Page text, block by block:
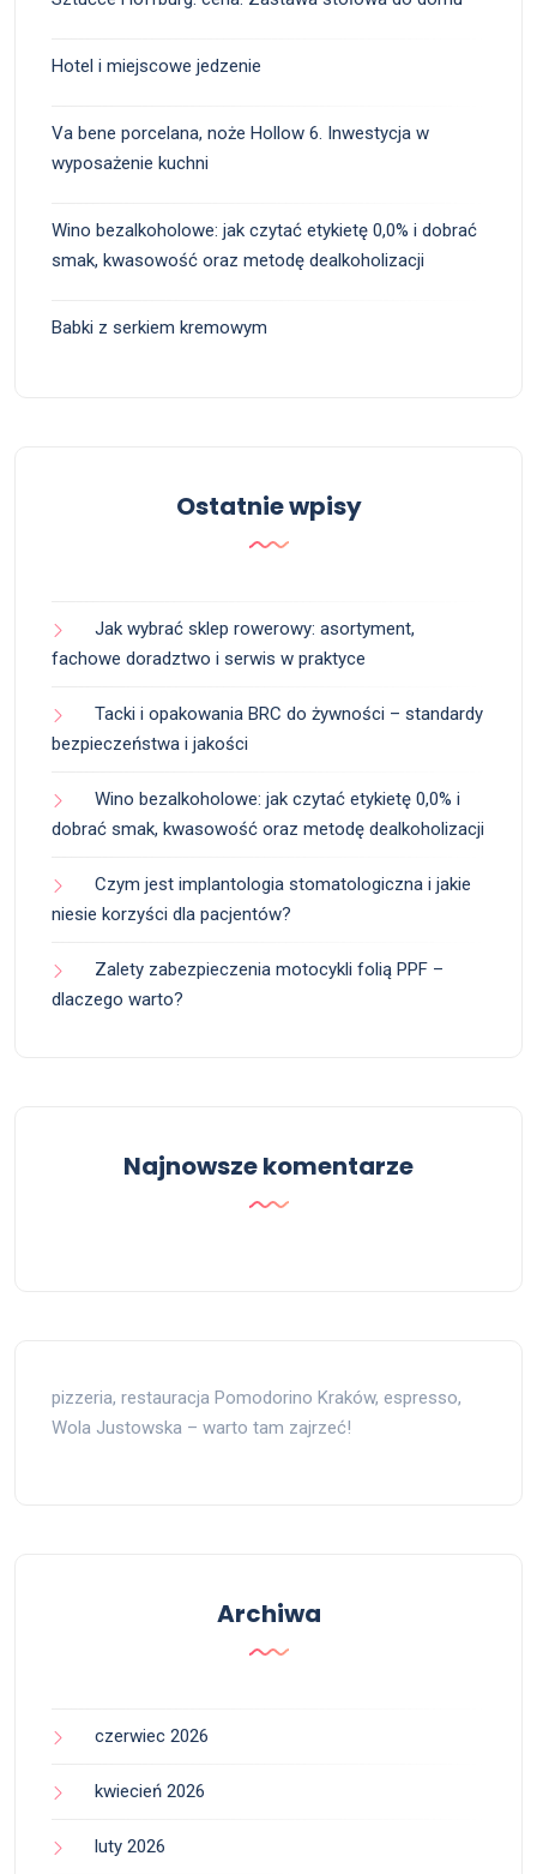
Hotel i miejscowe jedzenie
Va bene porcelana, noże Hollow 6. Inwestycja w
wyposażenie kuchni
Wino bezalkoholowe: jak czytać etykietę 0,0% i dobrać
smak, kwasowość oraz metodę dealkoholizacji
Babki z serkiem kremowym
Ostatnie wpisy
Jak wybrać sklep rowerowy: asortyment,
fachowe doradztwo i serwis w praktyce
Tacki i opakowania BRC do żywności – standardy
bezpieczeństwa i jakości
Wino bezalkoholowe: jak czytać etykietę 0,0% i
dobrać smak, kwasowość oraz metodę dealkoholizacji
Czym jest implantologia stomatologiczna i jakie
niesie korzyści dla pacjentów?
Zalety zabezpieczenia motocykli folią PPF –
dlaczego warto?
Najnowsze komentarze
pizzeria, restauracja Pomodorino Kraków, espresso,
Wola Justowska – warto tam zajrzeć!
Archiwa
czerwiec 2026
kwiecień 2026
luty 2026